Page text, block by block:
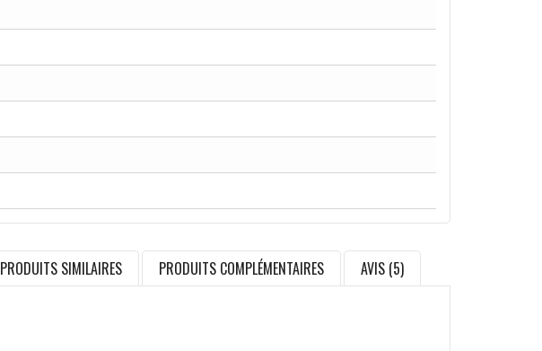
PRODUITS SIMILAIRES PRODUITS COMPLÉMENTAIRES AVIS (5)